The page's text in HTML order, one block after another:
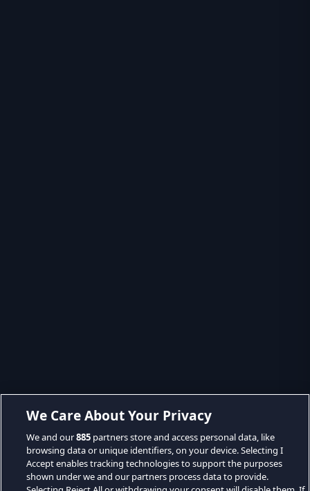
We Care About Your Privacy
We and our885 partners store and access personal data, like
browsing data or unique identifiers, on your device. Selecting I
Accept enables tracking technologies to support the purposes
shown under we and our partners process data to provide.